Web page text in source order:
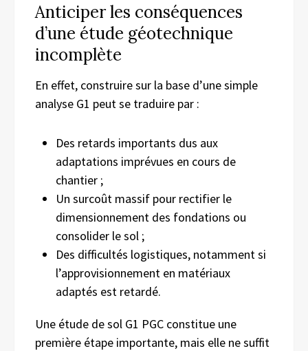
Anticiper les conséquences
d’une étude géotechnique
incomplète
En effet, construire sur la base d’une simple
analyse G1 peut se traduire par :
Des retards importants dus aux
adaptations imprévues en cours de
chantier ;
Un surcoût massif pour rectifier le
dimensionnement des fondations ou
consolider le sol ;
Des difficultés logistiques, notamment si
l’approvisionnement en matériaux
adaptés est retardé.
Une étude de sol G1 PGC constitue une
première étape importante, mais elle ne suffit